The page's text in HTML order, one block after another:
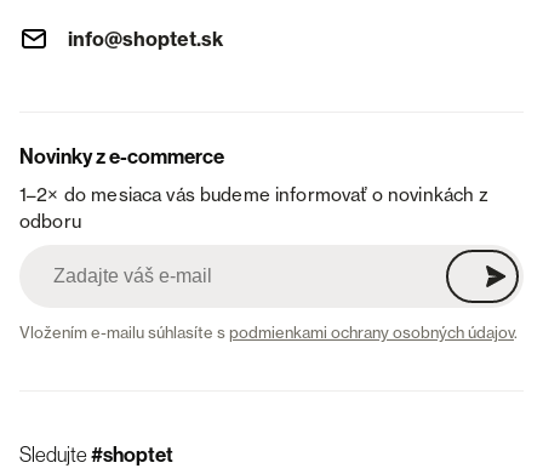
info@shoptet.sk
Novinky z e-commerce
1–2× do mesiaca vás budeme informovať o novinkách z
odboru
Vložením e-mailu súhlasíte spodmienkami ochrany osobných údajov.
Sledujte#shoptet